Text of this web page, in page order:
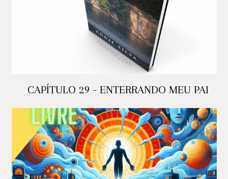
CAPÍTULO 29 - ENTERRANDO MEU PAI